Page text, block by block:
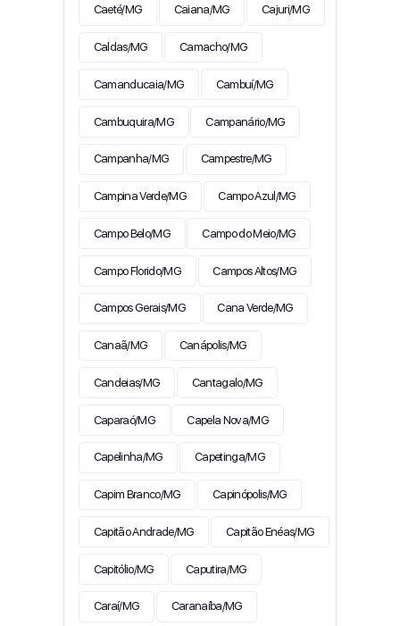
Caeté/MG Caiana/MG Cajuri/MG
Caldas/MG Camacho/MG
Camanducaia/MG Cambuí/MG
Cambuquira/MG Campanário/MG
Campanha/MG Campestre/MG
Campina Verde/MG Campo Azul/MG
Campo Belo/MG Campo do Meio/MG
Campo Florido/MG Campos Altos/MG
Campos Gerais/MG Cana Verde/MG
Canaã/MG Canápolis/MG
Candeias/MG Cantagalo/MG
Caparaó/MG Capela Nova/MG
Capelinha/MG Capetinga/MG
Capim Branco/MG Capinópolis/MG
Capitão Andrade/MG Capitão Enéas/MG
Capitólio/MG Caputira/MG
Caraí/MG Caranaíba/MG